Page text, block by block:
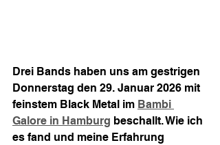
Drei Bands haben uns am gestrigen
Donnerstag den 29. Januar 2026 mit
feinstem Black Metal im Bambi
Galore in Hamburg beschallt. Wie ich
es fand und meine Erfahrung